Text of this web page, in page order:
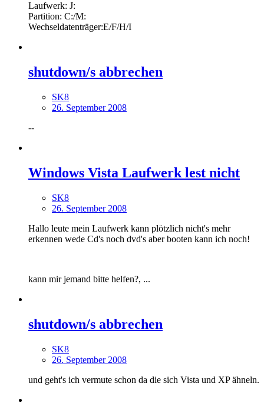
Laufwerk: J:
Partition: C:/M:
Wechseldatenträger:E/F/H/I
shutdown/s abbrechen
SK8
26. September 2008
--
Windows Vista Laufwerk lest nicht
SK8
26. September 2008
Hallo leute mein Laufwerk kann plötzlich nicht's mehr
erkennen wede Cd's noch dvd's aber booten kann ich noch!
kann mir jemand bitte helfen?, ...
shutdown/s abbrechen
SK8
26. September 2008
und geht's ich vermute schon da die sich Vista und XP ähneln.